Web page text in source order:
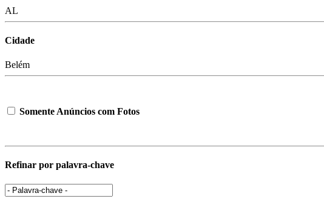
AL
Cidade
Belém
Somente Anúncios com Fotos
Refinar por palavra-chave